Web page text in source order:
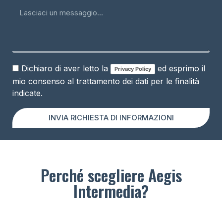
Dichiaro di aver letto la Privacy Policy
ed esprimo il
mio consenso al trattamento dei dati per le finalità
indicate.
INVIA RICHIESTA DI INFORMAZIONI
Perché scegliere Aegis
Intermedia?